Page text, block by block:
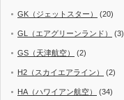
GK（ジェットスター） (20)
GL（エアグリーンランド） (3)
GS（天津航空） (2)
H2（スカイエアライン） (2)
HA（ハワイアン航空） (34)